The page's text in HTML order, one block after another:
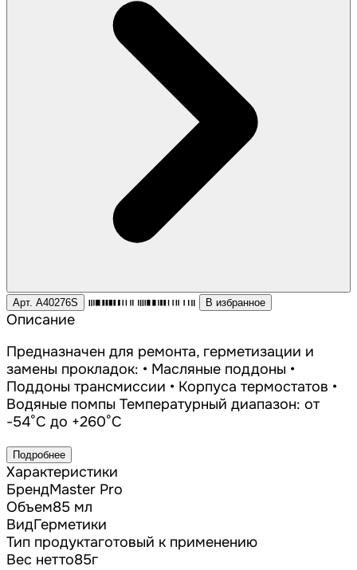
Арт. A40276S В избранное
Описание
Предназначен для ремонта, герметизации и
замены прокладок: • Масляные поддоны •
Поддоны трансмиссии • Корпуса термостатов •
Водяные помпы Температурный диапазон: от
-54°C до +260°C
Подробнее
Характеристики
БрендMaster Pro
Объем85 мл
ВидГерметики
Тип продуктаготовый к применению
Вес нетто85г